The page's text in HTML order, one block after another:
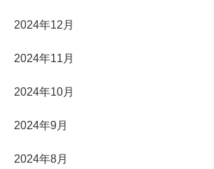
2024年12月
2024年11月
2024年10月
2024年9月
2024年8月